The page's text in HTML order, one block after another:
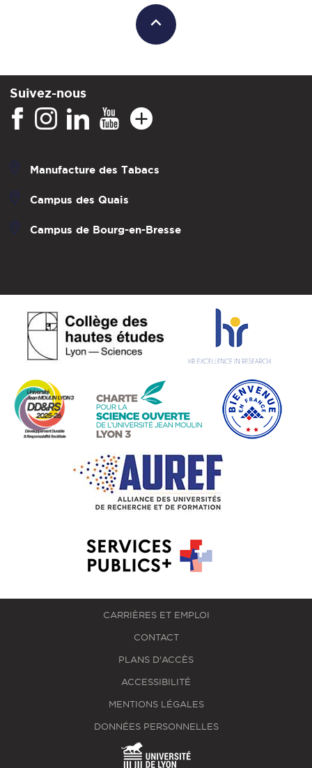
Suivez-nous
Manufacture des Tabacs
Campus des Quais
Campus de Bourg-en-Bresse
CARRIÈRES ET EMPLOI
CONTACT
PLANS D'ACCÈS
ACCESSIBILITÉ
MENTIONS LÉGALES
DONNÉES PERSONNELLES